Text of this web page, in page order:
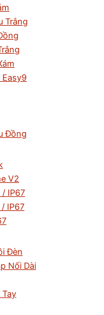
Trắng
Easy9
Đồng
V2
IP67
IP67
Đèn
Nối Dài
Tay